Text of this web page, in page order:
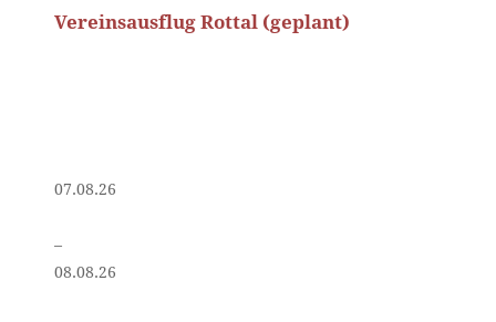
Vereinsausflug Rottal (geplant)
07.08.26
–
08.08.26